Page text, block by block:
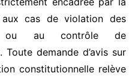
cas de violation des
ou au contrôle de
demande d’avis sur
constitutionnelle relève